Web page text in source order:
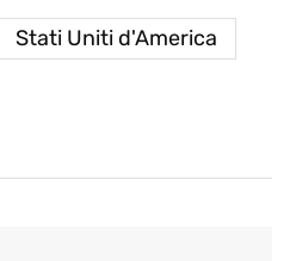
Stati Uniti d'America